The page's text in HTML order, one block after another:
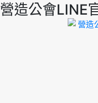
營造公會LINE